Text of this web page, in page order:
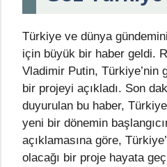
Türkiye ve dünya
için büyük bir haber geldi.
Vladimir Putin, Türkiye’nin
bir projeyi açıkladı. Son
duyurulan bu haber,
yeni bir dönemin
açıklamasına göre,
olacağı bir proje hayata